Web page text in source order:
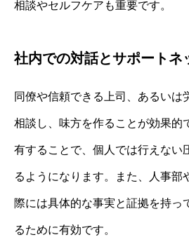
相談やセルフケアも重要です。
社内での対話とサポートネ
同僚や信頼できる上司、あるいは
相談し、味方を作ることが効果的
有することで、個人では行えない
るようになります。また、人事部
際には具体的な事実と証拠を持っ
るために有効です。